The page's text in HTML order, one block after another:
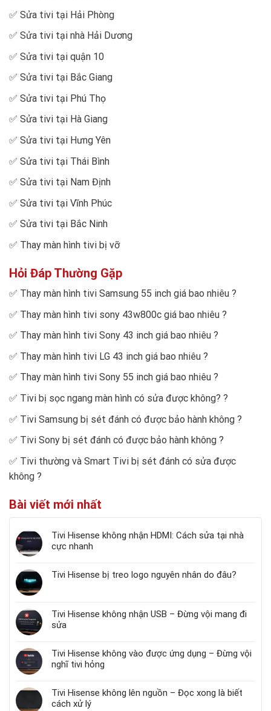
✅ Sửa tivi tại Hải Phòng
✅ Sửa tivi tại nhà Hải Dương
✅ Sửa tivi tại quận 10
✅ Sửa tivi tại Bắc Giang
✅ Sửa tivi tại Phú Thọ
✅ Sửa tivi tại Hà Giang
✅ Sửa tivi tại Hưng Yên
✅ Sửa tivi tại Thái Bình
✅ Sửa tivi tại Nam Định
✅ Sửa tivi tại Vĩnh Phúc
✅ Sửa tivi tại Bắc Ninh
✅ Thay màn hình tivi bị vỡ
Hỏi Đáp Thường Gặp
✅ Thay màn hình tivi Samsung 55 inch giá bao nhiêu ?
✅ Thay màn hình tivi sony 43w800c giá bao nhiêu ?
✅ Thay màn hình tivi Sony 43 inch giá bao nhiêu ?
✅ Thay màn hình tivi LG 43 inch giá bao nhiêu ?
✅ Thay màn hình tivi Sony 55 inch giá bao nhiêu ?
✅ Tivi bị sọc ngang màn hình có sửa được không? ?
✅ Tivi Samsung bị sét đánh có được bảo hành không ?
✅ Tivi Sony bị sét đánh có được bảo hành không ?
✅ Tivi thường và Smart Tivi bị sét đánh có sửa được
không ?
Bài viết mới nhất
Tivi Hisense không nhận HDMI: Cách sửa tại nhà
cực nhanh
Tivi Hisense bị treo logo nguyên nhân do đâu?
Tivi Hisense không nhận USB – Đừng vội mang đi
sửa
Tivi Hisense không vào được ứng dụng – Đừng vội
nghĩ tivi hỏng
Tivi Hisense không lên nguồn – Đọc xong là biết
cách xử lý